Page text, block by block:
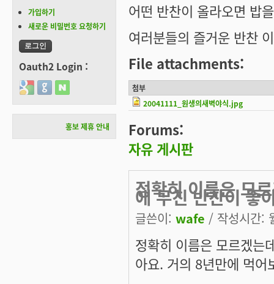
어떤 반찬이 올라오면 밥
여러분들의 즐거운 반찬
File attachments:
첨부
20041111_원생의새벽야식.jpg
Forums:
자유 게시판
정확히 이름은 모
에 무친 반찬이 좋
글쓴이: wafe / 작성시간:
정확히 이름은 모르겠는
아요. 거의 8년만에 먹
가입하기
새로운 비밀번호 요청하기
Oauth2 Login :
Login with Google
Login with GitHub
Login with Naver
홍보 제휴 안내